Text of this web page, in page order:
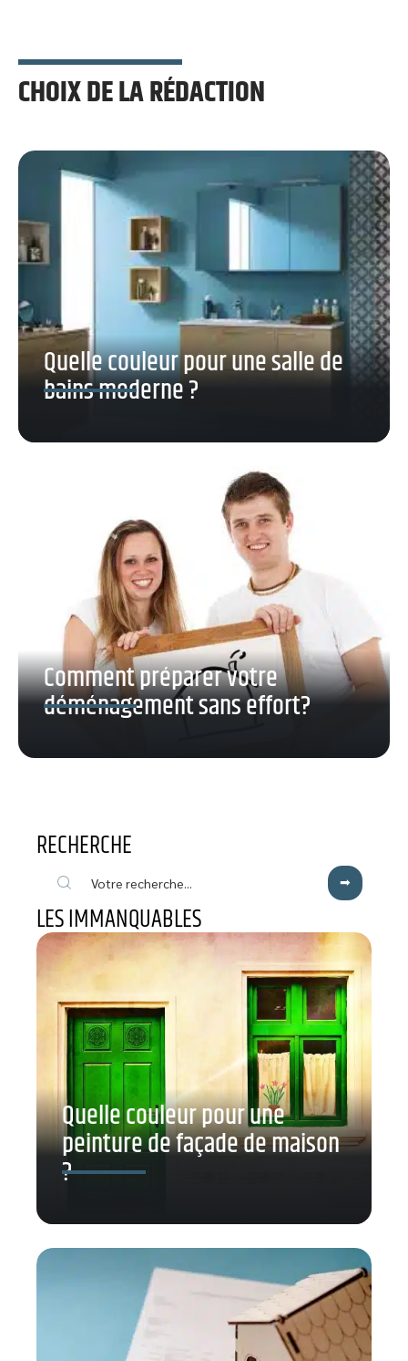
CHOIX DE LA RÉDACTION
Quelle couleur pour une salle de
bains moderne ?
Comment préparer votre
déménagement sans effort?
RECHERCHE
LES IMMANQUABLES
Quelle couleur pour une
peinture de façade de maison
?